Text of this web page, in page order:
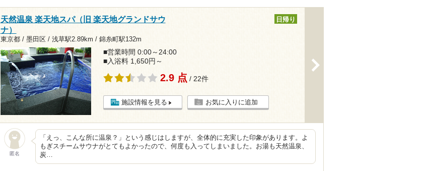
天然温泉 楽天地スパ（旧 楽天地グランドサウ
ナ）
東京都 / 墨田区 / 浅草駅2.89km / 錦糸町駅132m
日帰り
■営業時間 0:00～24:00
■入浴料 1,650円～
2.9 点 / 22件
施設情報を見る お気に入りに追加
匿名
「えっ、こんな所に温泉？」という感じはしますが、全体的に充実した印象があります。よ
もぎスチームサウナがとてもよかったので、何度も入ってしまいました。お湯も天然温泉、
炭…